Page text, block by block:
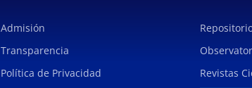
Admisión
Transparencia
Política de Privacidad
Revistas